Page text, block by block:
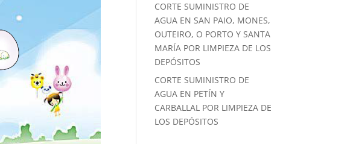
CORTE SUMINISTRO DE
AGUA EN SAN PAIO, MONES,
OUTEIRO, O PORTO Y SANTA
MARÍA POR LIMPIEZA DE LOS
DEPÓSITOS
CORTE SUMINISTRO DE
AGUA EN PETÍN Y
CARBALLAL POR LIMPIEZA DE
LOS DEPÓSITOS